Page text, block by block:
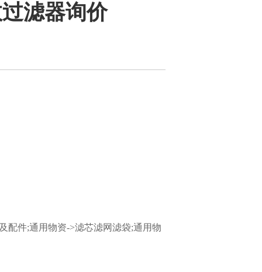
滤器询价
配件;通用物资->滤芯滤网滤袋;通用物